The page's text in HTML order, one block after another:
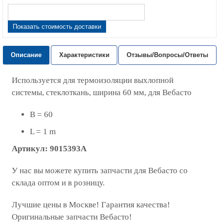
Показать стоимость доставки
Описание Характеристики Отзывы/Вопросы/Ответы
Используется для термоизоляции выхлопной
системы, стеклоткань, ширина 60 мм, для Вебасто
B = 60
L = 1 m
Артикул: 9015393A
У нас вы можете купить запчасти для Вебасто со
склада оптом и в розницу.
Лучшие цены в Москве! Гарантия качества!
Оригинальные запчасти Вебасто!